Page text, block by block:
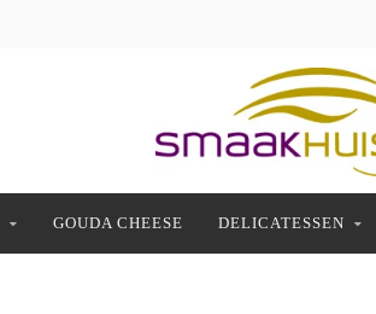
GOUDA CHEESE DELICATESSEN